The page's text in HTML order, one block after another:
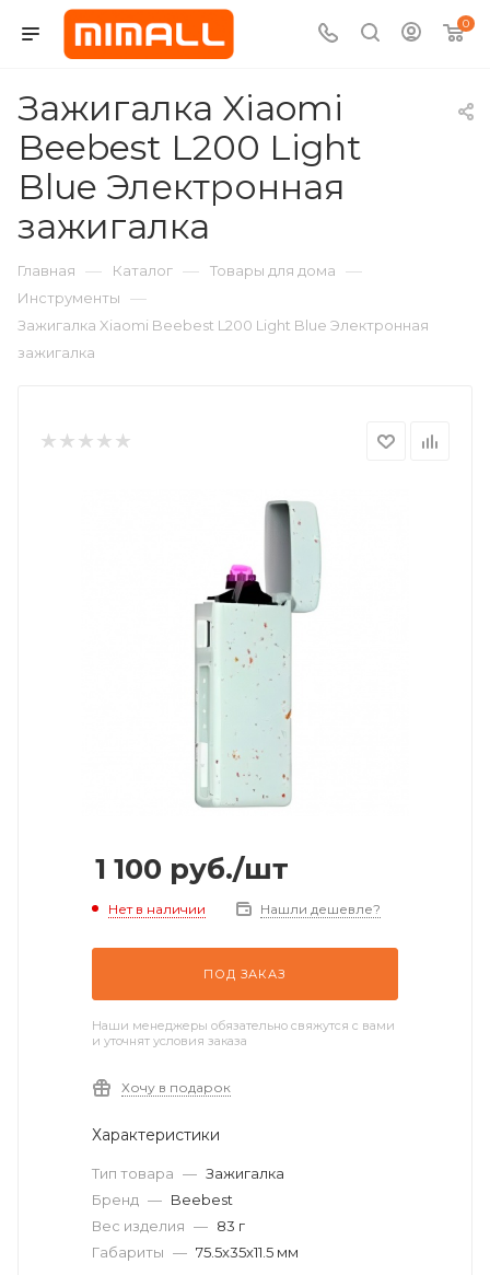
0
Зажигалка Xiaomi
Beebest L200 Light
Blue Электронная
зажигалка
Главная — Каталог — Товары для дома —
Инструменты —
Зажигалка Xiaomi Beebest L200 Light Blue Электронная
зажигалка
1 100 руб./шт
Нет в наличии Нашли дешевле?
ПОД ЗАКАЗ
Наши менеджеры обязательно свяжутся с вами
и уточнят условия заказа
Хочу в подарок
Характеристики
Тип товара — Зажигалка
Бренд — Beebest
Вес изделия — 83 г
Габариты — 75.5x35x11.5 мм